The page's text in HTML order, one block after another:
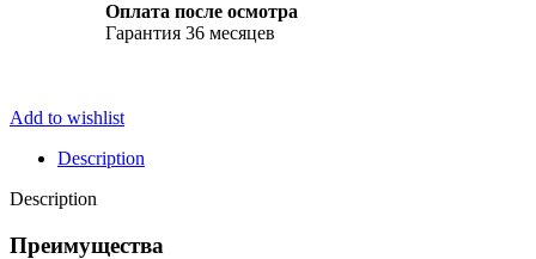
Оплата после осмотра
Гарантия 36 месяцев
Add to wishlist
Description
Description
Преимущества